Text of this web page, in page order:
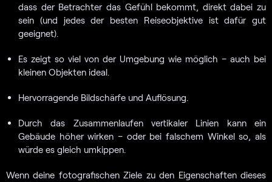
dass der Betrachter das Gefühl bekommt, direkt dabei zu
sein (und jedes der besten Reiseobjektive ist dafür gut
geeignet).
Es zeigt so viel von der Umgebung wie möglich – auch bei
kleinen Objekten ideal.
Hervorragende Bildschärfe und Auflösung.
Durch das Zusammenlaufen vertikaler Linien kann ein
Gebäude höher wirken – oder bei falschem Winkel so, als
würde es gleich umkippen.
Wenn deine fotografischen Ziele zu den Eigenschaften dieses